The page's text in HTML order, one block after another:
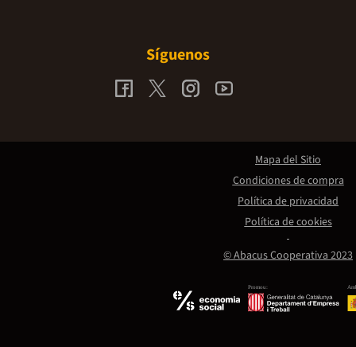
Síguenos
Promou:
© Abacus Cooperativa 2023
Mapa del Sitio
Condiciones de compra
Política de privacidad
Política de cookies